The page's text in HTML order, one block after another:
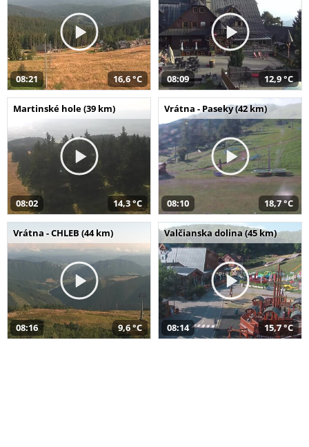
08:21 16,6 °C 08:09 12,9 °C
Martinské hole (39 km)
08:02 14,3 °C
Vrátna - Paseky (42 km)
08:10 18,7 °C
Vrátna - CHLEB (44 km)
08:16 9,6 °C
Valčianska dolina (45 km)
08:14 15,7 °C